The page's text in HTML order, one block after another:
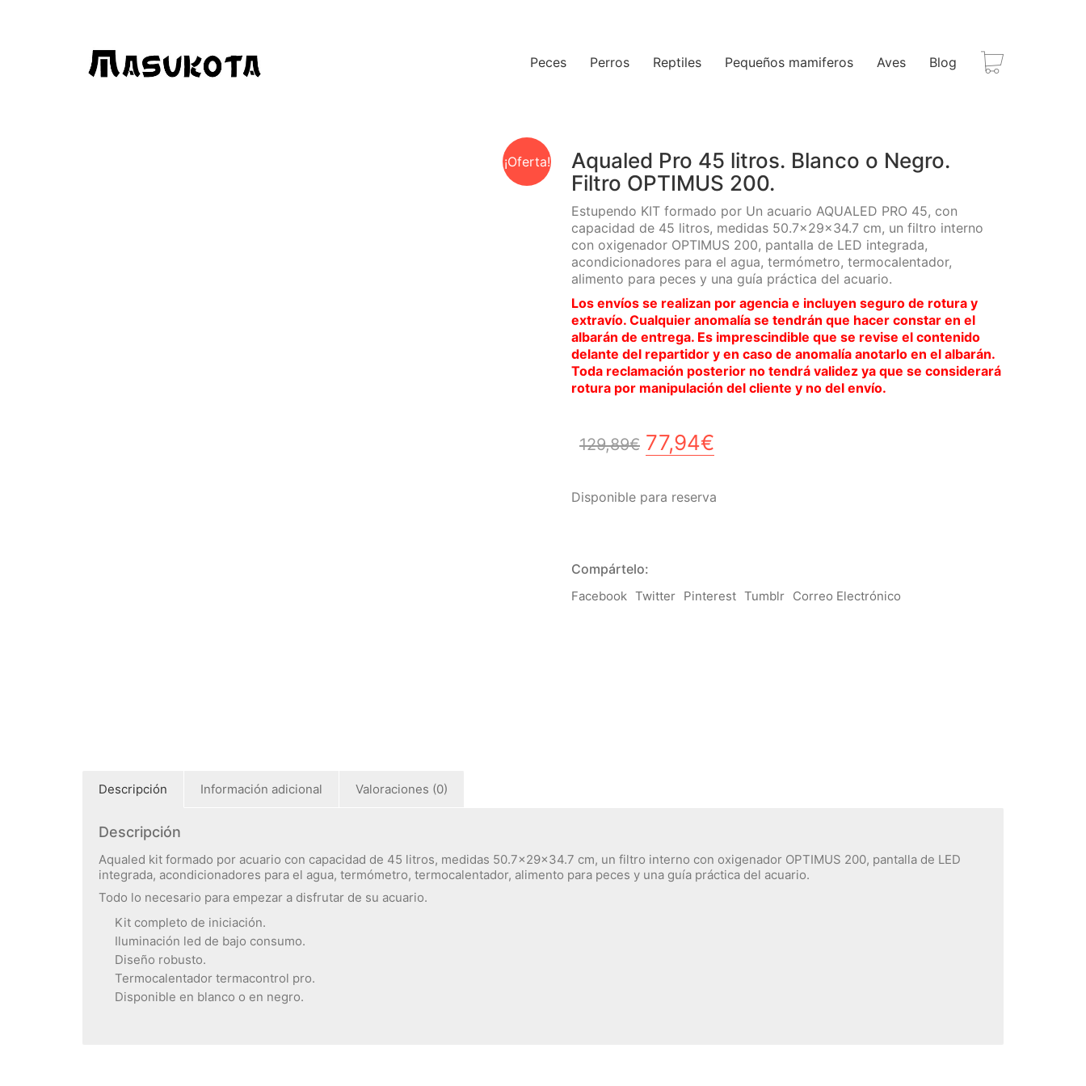
Peces Perros Reptiles Pequeños mamiferos Aves Blog
¡Oferta!
Aqualed Pro 45 litros. Blanco o Negro.
Filtro OPTIMUS 200.
Estupendo KIT formado por Un acuario AQUALED PRO 45, con
capacidad de 45 litros, medidas 50.7x29x34.7 cm, un filtro interno
con oxigenador OPTIMUS 200, pantalla de LED integrada,
acondicionadores para el agua, termómetro, termocalentador,
alimento para peces y una guía práctica del acuario.
Los envíos se realizan por agencia e incluyen seguro de rotura y
extravío. Cualquier anomalía se tendrán que hacer constar en el
albarán de entrega. Es imprescindible que se revise el contenido
delante del repartidor y en caso de anomalía anotarlo en el albarán.
Toda reclamación posterior no tendrá validez ya que se considerará
rotura por manipulación del cliente y no del envío.
129,89€ El
original
77,94€
actual
Disponible para reserva
Compártelo:
Facebook Twitter Pinterest Tumblr Correo Electrónico
Descripción Información adicional Valoraciones (0)
Descripción
Aqualed kit formado por acuario con capacidad de 45 litros, medidas 50.7x29x34.7 cm, un filtro interno con oxigenador OPTIMUS 200, pantalla de LED
integrada, acondicionadores para el agua, termómetro, termocalentador, alimento para peces y una guía práctica del acuario.
Todo lo necesario para empezar a disfrutar de su acuario.
Kit completo de iniciación.
Iluminación led de bajo consumo.
Diseño robusto.
Termocalentador termacontrol pro.
Disponible en blanco o en negro.